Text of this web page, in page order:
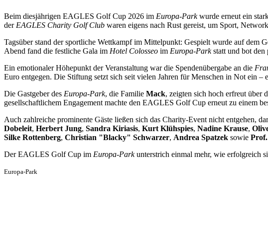
Beim diesjährigen EAGLES Golf Cup 2026 im Europa-Parkwurde erneut ein
der EAGLES Charity Golf Club waren eigens nach Rust gereist, um Sport,
Tagsüber stand der sportliche Wettkampf im Mittelpunkt: Gespielt wurde auf dem
Abend fand die festliche Gala im Hotel Colosseo im Europa-Parkstatt und bot den
Ein emotionaler Höhepunkt der Veranstaltung war die Spendenübergabe an die
Euro entgegen. Die Stiftung setzt sich seit vielen Jahren für Menschen in Not ein
Die Gastgeber des Europa-Park, die Familie Mack, zeigten sich hoch erfreut über
gesellschaftlichem Engagement machte den EAGLES Golf Cup erneut zu einem
Auch zahlreiche prominente Gäste ließen sich das Charity-Event nicht entgehen,
Dobeleit, Herbert Jung, Sandra Kiriasis, Kurt Klühspies, Nadine Krause,
Silke Rottenberg, Christian "Blacky" Schwarzer, Andrea Spatzek sowie
Der EAGLES Golf Cup im Europa-Parkunterstrich einmal mehr, wie erfolgreich
Europa-Park